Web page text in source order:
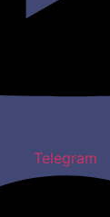
Telegram